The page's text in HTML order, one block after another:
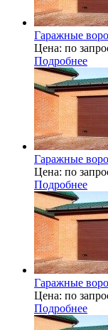
Гаражные
Цена: по
Подробнее
Гаражные
Цена: по
Подробнее
Гаражные
Цена: по
Подробнее